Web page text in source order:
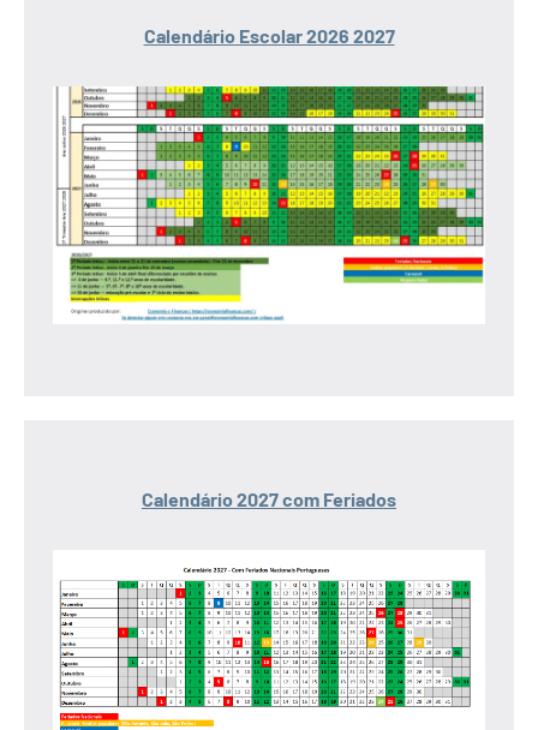
Calendário Escolar 2026 2027
Calendário 2027 com Feriados